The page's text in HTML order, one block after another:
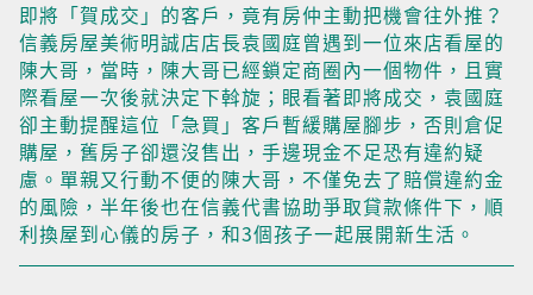
即將「賀成交」的客戶，竟有房仲主動把機會往外推？
信義房屋美術明誠店店長袁國庭曾遇到一位來店看屋的
陳大哥，當時，陳大哥已經鎖定商圈內一個物件，且實
際看屋一次後就決定下斡旋；眼看著即將成交，袁國庭
卻主動提醒這位「急買」客戶暫緩購屋腳步，否則倉促
購屋，舊房子卻還沒售出，手邊現金不足恐有違約疑
慮。單親又行動不便的陳大哥，不僅免去了賠償違約金
的風險，半年後也在信義代書協助爭取貸款條件下，順
利換屋到心儀的房子，和3個孩子一起展開新生活。